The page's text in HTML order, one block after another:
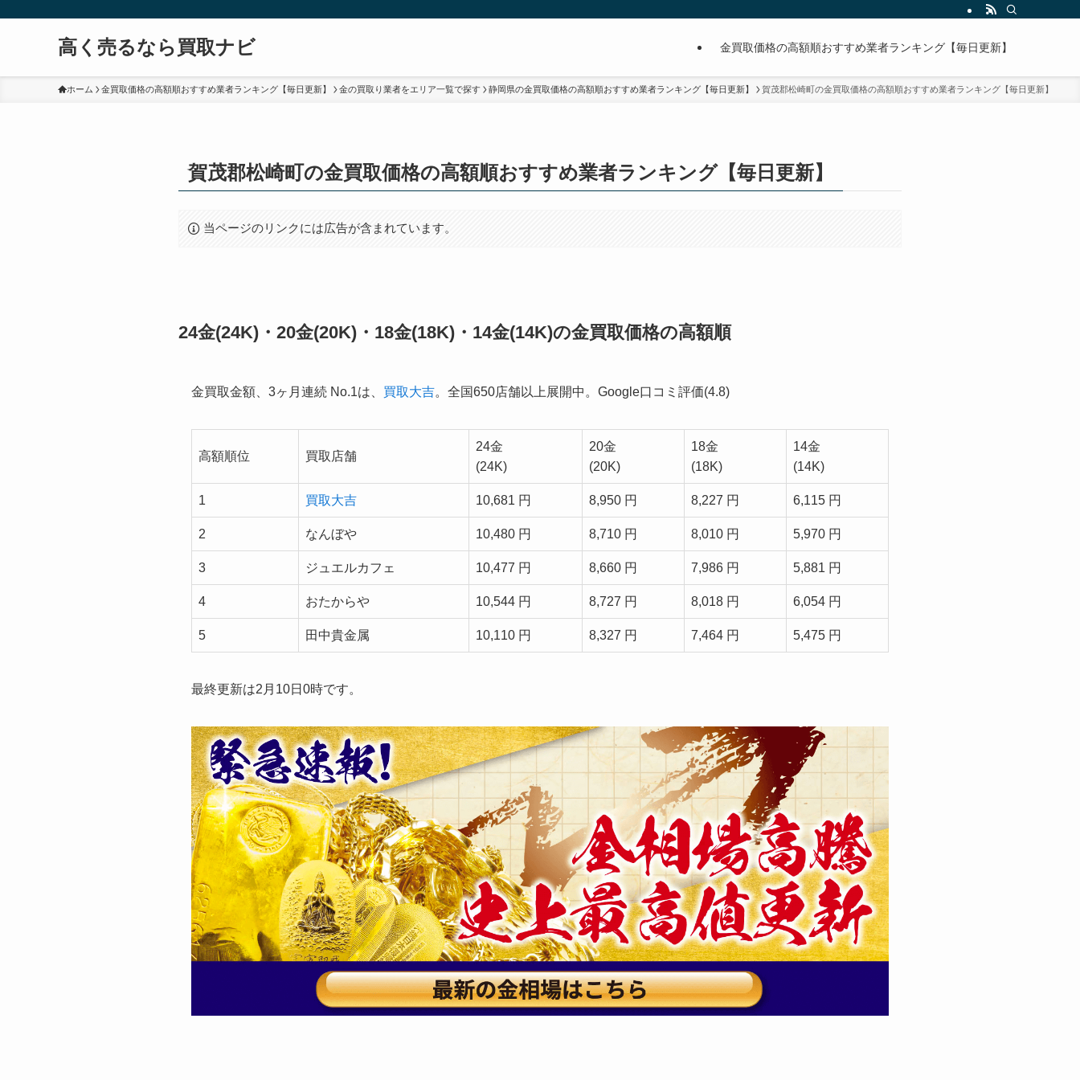
高く売るなら買取ナビ 金買取価格の高額順おすすめ業者ランキング【毎日更新】
ホーム 金買取価格の高額順おすすめ業者ランキング【毎日更新】 金の買取り業者をエリア一覧で探す 静岡県の金買取価格の高額順おすすめ業者ランキング【毎日更新】 賀茂郡松崎町の金買取価格の高額順おすすめ業者ランキング【毎日更新】
賀茂郡松崎町の金買取価格の高額順おすすめ業者ランキング【毎日更新】
当ページのリンクには広告が含まれています。
24金(24K)・20金(20K)・18金(18K)・14金(14K)の金買取価格の高額順
金買取金額、3ヶ月連続 No.1は、 買取大吉。全国650店舗以上展開中。Google口コミ評価(4.8)
高額順位 買取店舗
24金
(24K)
20金
(20K)
18金
(18K)
14金
(14K)
1 買取大吉 10,681 円 8,950 円 8,227 円 6,115 円
2 なんぼや 10,480 円 8,710 円 8,010 円 5,970 円
3 ジュエルカフェ 10,477 円 8,660 円 7,986 円 5,881 円
4 おたからや 10,544 円 8,727 円 8,018 円 6,054 円
5 田中貴金属 10,110 円 8,327 円 7,464 円 5,475 円
最終更新は2月10日0時です。